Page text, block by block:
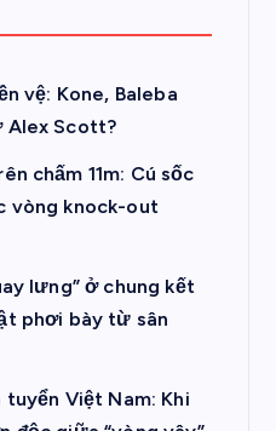
vệ: Kone, Baleba
Alex Scott?
chấm 11m: Cú sốc
vòng knock-out
lưng” ở chung kết
phơi bày từ sân
tuyển Việt Nam: Khi